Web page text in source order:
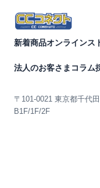
新着商品オンラインス
法人のお客さま コラム
〒101-0021 東京都千代
B1F/1F/2F